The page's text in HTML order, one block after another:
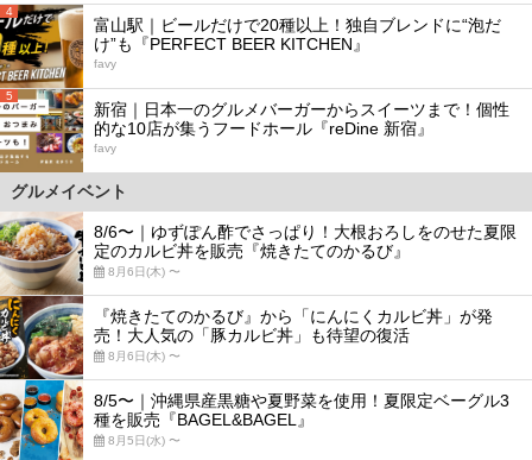
4
富山駅｜ビールだけで20種以上！独自ブレンドに“泡だ
け”も『PERFECT BEER KITCHEN』
favy
5
新宿｜日本一のグルメバーガーからスイーツまで！個性
的な10店が集うフードホール『reDine 新宿』
favy
グルメイベント
8/6〜｜ゆずぽん酢でさっぱり！大根おろしをのせた夏限
定のカルビ丼を販売『焼きたてのかるび』
8月6日(木) 〜
『焼きたてのかるび』から「にんにくカルビ丼」が発
売！大人気の「豚カルビ丼」も待望の復活
8月6日(木) 〜
8/5〜｜沖縄県産黒糖や夏野菜を使用！夏限定ベーグル3
種を販売『BAGEL&BAGEL』
8月5日(水) 〜